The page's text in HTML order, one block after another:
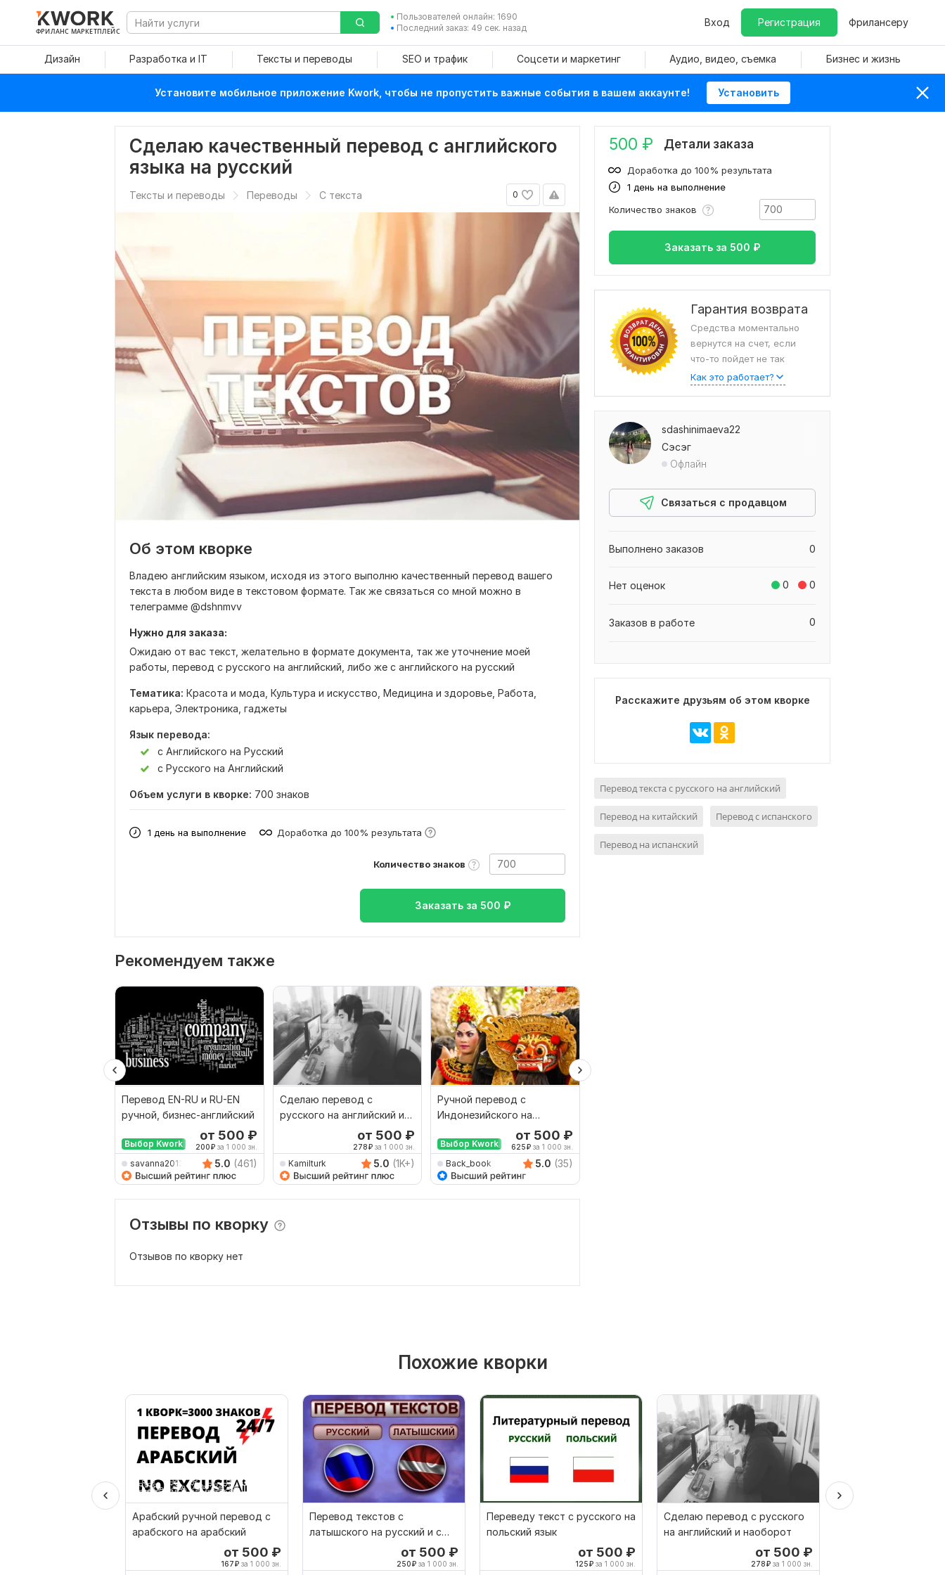
ФРИЛАНС МАРКЕТПЛЕЙС
Пользователей онлайн: 1690
Последний заказ: 49 сек. назад
Вход Регистрация Фрилансеру
Дизайн Разработка и IT Тексты и переводы SEO и трафик Соцсети и маркетинг Аудио, видео, съемка Бизнес и жизнь
Установите мобильное приложение Kwork, чтобы не пропустить важные события в вашем аккаунте! Установить
Сделаю качественный перевод с английского
языка на русский
0
Тексты и переводы Переводы С текста
Об этом кворке
Владею английским языком, исходя из этого выполню качественный перевод вашего
текста в любом виде в текстовом формате. Так же связаться со мной можно в
телеграмме @dshnmvv
Нужно для заказа:
Ожидаю от вас текст, желательно в формате документа, так же уточнение моей
работы, перевод с русского на английский, либо же с английского на русский
Тематика: Красота и мода, Культура и искусство, Медицина и здоровье, Работа,
карьера, Электроника, гаджеты
Язык перевода:
с Английского на Русский
с Русского на Английский
Объем услуги в кворке: 700 знаков
1 день на выполнение Доработка до 100% результата
Количество знаков
Заказать за 500 ₽
Рекомендуем также
Перевод EN-RU и RU-EN
ручной, бизнес-английский
Выбор Kwork
от 500 ₽
200₽за 1 000 зн.
savanna2013 5.0 (461)
Сделаю перевод с
русского на английский и
от 500 ₽
278₽ за 1 000 зн.
Kamilturk 5.0 (1K+)
Ручной перевод с
Индонезийского на
Русский и наоборот
Выбор Kwork
от 500 ₽
625₽за 1 000 зн.
Back_book 5.0 (35)
Отзывы по кворку
Отзывов по кворку нет
500 ₽ Детали заказа
1 день на выполнение
Доработка до 100% результата
Количество знаков
Заказать за 500 ₽
Гарантия возврата
Средства моментально
вернутся на счет, если
что-то пойдет не так
Как это работает?
sdashinimaeva22
Сэсэг
Офлайн
Связаться с продавцом
0
Выполнено заказов
0 0
Нет оценок
0
Заказов в работе
Расскажите друзьям об этом кворке
Перевод текста с русского на английский
Перевод на китайский Перевод с испанского
Перевод на испанский
Похожие кворки
Арабский ручной перевод с
арабского на арабский
от 500 ₽
167₽ за 1 000 зн.
Перевод текстов с
латышского на русский и с
русского на латышскийот 500 ₽
250₽ за 1 000 зн.
Переведу текст с русского на
польский язык
от 500 ₽
125₽ за 1 000 зн.
Сделаю перевод с русского
на английский и наоборот
от 500 ₽
278₽ за 1 000 зн.